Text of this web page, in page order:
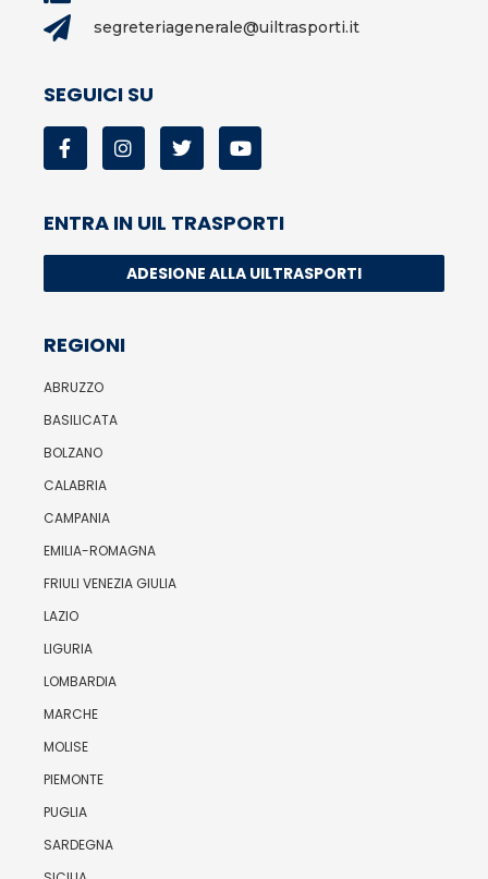
segreteriagenerale@uiltrasporti.it
SEGUICI SU
ENTRA IN UIL TRASPORTI
ADESIONE ALLA UILTRASPORTI
REGIONI
ABRUZZO
BASILICATA
BOLZANO
CALABRIA
CAMPANIA
EMILIA-ROMAGNA
FRIULI VENEZIA GIULIA
LAZIO
LIGURIA
LOMBARDIA
MARCHE
MOLISE
PIEMONTE
PUGLIA
SARDEGNA